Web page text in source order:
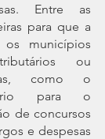
Entre as
para que a
municípios
ou
como o
para o
de concursos
e despesas